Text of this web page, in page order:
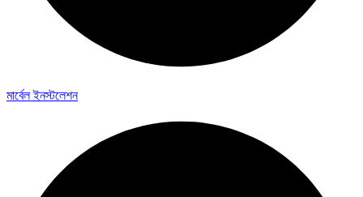
মার্বেল ইনস্টলেশন